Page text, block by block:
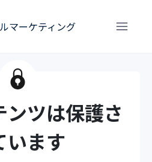
マーケティング
ンツは保護さ
います